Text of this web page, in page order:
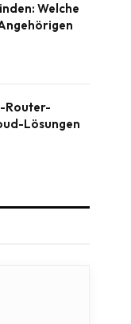
Welche
Router-
Lösungen